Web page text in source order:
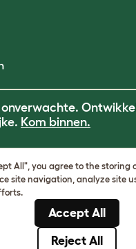
Kom binnen.
Policy
DE317631106
05028498
All", you agree to the storing
site navigation, analyze site
Accept All
Reject All